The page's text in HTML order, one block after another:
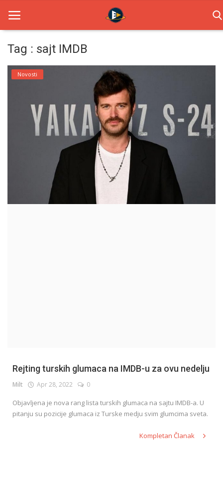
Home
TV Serije
Tag : sajt IMDB
Novosti
Rejting turskih glumaca na IMDB-u za ovu nedelju
Milt Apr 28, 2022 0
Objavljena je nova rang lista turskih glumaca na sajtu IMDB-a. U
pitanju su pozicije glumaca iz Turske medju svim glumcima sveta.
Kompletan Članak